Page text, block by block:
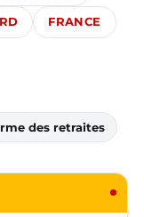
FRANCE
des retraites